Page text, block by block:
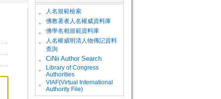
。 人名規範檢索
。 佛教著者人名權威資料庫
。 佛學名相規範資料庫
。
人名權威明清人物傳記資料
查詢
。
CiNii Author Search
。
Library of Congress
Authorities
。
VIAF(Virtual International
Authority File)